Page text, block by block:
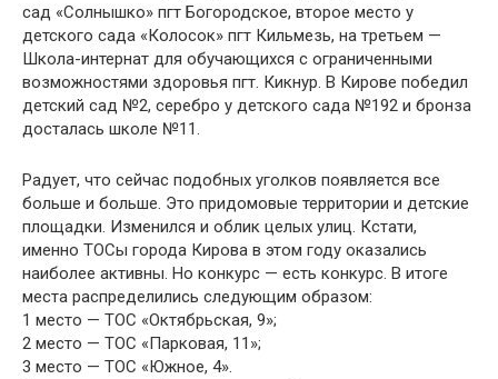
сад «Солнышко» пгт Богородское, второе место у
детского сада «Колосок» пгт Кильмезь, на третьем —
Школа-интернат для обучающихся с ограниченными
возможностями здоровья пгт. Кикнур. В Кирове победил
детский сад №2, серебро у детского сада №192 и бронза
досталась школе №11.
Радует, что сейчас подобных уголков появляется все
больше и больше. Это придомовые территории и детские
площадки. Изменился и облик целых улиц. Кстати,
именно ТОСы города Кирова в этом году оказались
наиболее активны. Но конкурс — есть конкурс. В итоге
места распределились следующим образом:
1 место — ТОС «Октябрьская, 9»;
2 место — ТОС «Парковая, 11»;
3 место — ТОС «Южное, 4».